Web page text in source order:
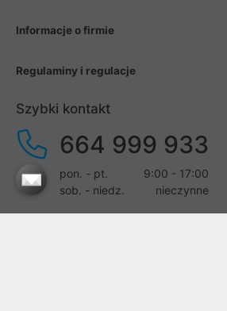
Informacje o firmie
Regulaminy i regulacje
Szybki kontakt
664 999 933
pon. - pt.
9:00 - 17:00
sob. - niedz.
nieczynne